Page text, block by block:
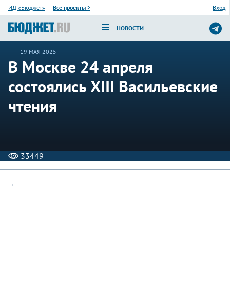
ИД «Бюджет» Все проекты > Вход
НОВОСТИ
— — 19 МАЯ 2025
В Москве 24 апреля
состоялись XIII Васильевские
чтения
33449